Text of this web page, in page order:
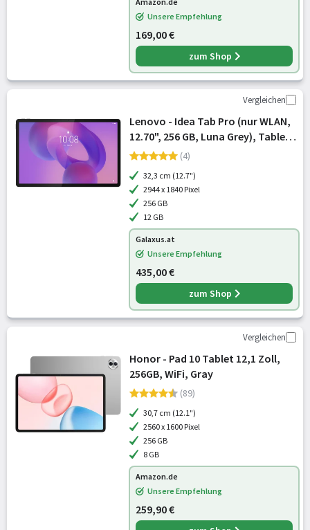
Unsere Empfehlung
169,00 €
zum Shop
Vergleichen
Lenovo - Idea Tab Pro (nur WLAN,
12.70", 256 GB, Luna Grey), Tablet,
Grau
(4)
32,3 cm (12.7")
2944 x 1840 Pixel
256 GB
12 GB
Galaxus.at
Unsere Empfehlung
435,00 €
zum Shop
Vergleichen
Honor - Pad 10 Tablet 12,1 Zoll,
256GB, WiFi, Gray
(89)
30,7 cm (12.1")
2560 x 1600 Pixel
256 GB
8 GB
Amazon.de
Unsere Empfehlung
259,90 €